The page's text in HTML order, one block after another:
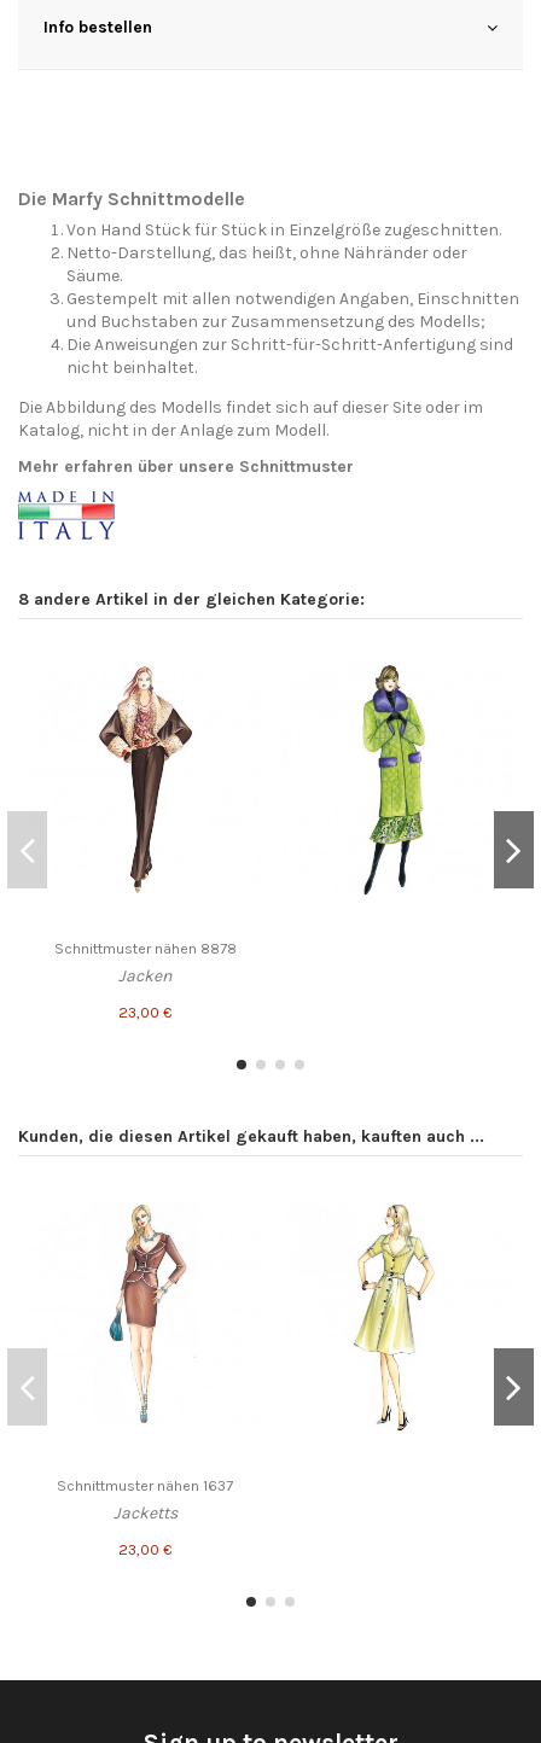
Info bestellen
Die Marfy Schnittmodelle
Von Hand Stück für Stück in Einzelgröße zugeschnitten.
Netto-Darstellung, das heißt, ohne Nähränder oder
Säume.
Gestempelt mit allen notwendigen Angaben, Einschnitten
und Buchstaben zur Zusammensetzung des Modells;
Die Anweisungen zur Schritt-für-Schritt-Anfertigung sind
nicht beinhaltet.
Die Abbildung des Modells findet sich auf dieser Site oder im
Katalog, nicht in der Anlage zum Modell.
Mehr erfahren über unsere Schnittmuster
8 andere Artikel in der gleichen Kategorie:
Schnittmuster nähen 8878
Jacken
23,00 €
Kunden, die diesen Artikel gekauft haben, kauften auch ...
Schnittmuster nähen 1637
Jacketts
23,00 €